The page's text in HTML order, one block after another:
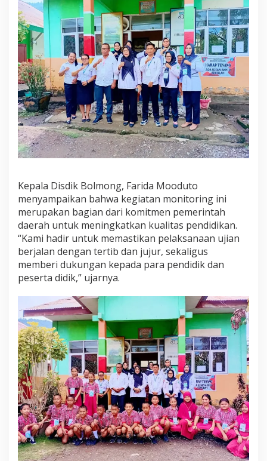
Kepala Disdik Bolmong, Farida Mooduto
menyampaikan bahwa kegiatan monitoring ini
merupakan bagian dari komitmen pemerintah
daerah untuk meningkatkan kualitas pendidikan.
“Kami hadir untuk memastikan pelaksanaan ujian
berjalan dengan tertib dan jujur, sekaligus
memberi dukungan kepada para pendidik dan
peserta didik,” ujarnya.